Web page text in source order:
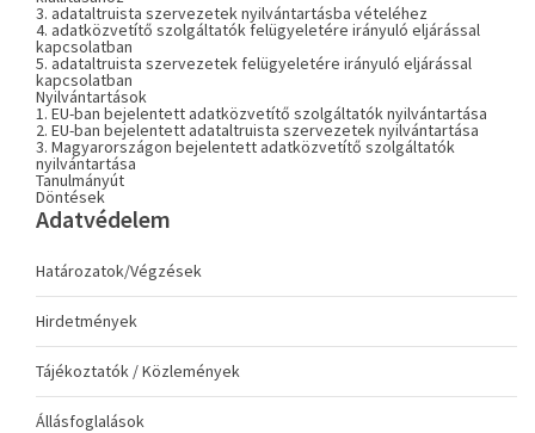
3. adataltruista szervezetek nyilvántartásba vételéhez
4. adatközvetítő szolgáltatók felügyeletére irányuló eljárással
kapcsolatban
5. adataltruista szervezetek felügyeletére irányuló eljárással
kapcsolatban
Nyilvántartások
1. EU-ban bejelentett adatközvetítő szolgáltatók nyilvántartása
2. EU-ban bejelentett adataltruista szervezetek nyilvántartása
3. Magyarországon bejelentett adatközvetítő szolgáltatók
nyilvántartása
Tanulmányút
Döntések
Adatvédelem
Határozatok/Végzések
Hirdetmények
Tájékoztatók / Közlemények
Állásfoglalások